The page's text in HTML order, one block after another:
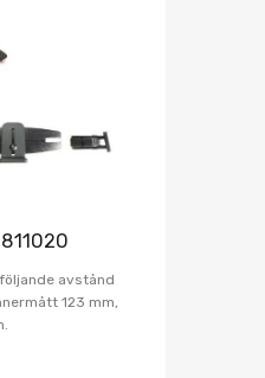
avstånd
123 mm,